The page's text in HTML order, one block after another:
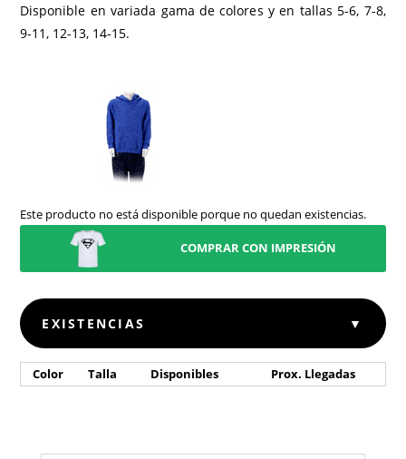
Disponible en variada gama de colores y en tallas 5-6, 7-8,
9-11, 12-13, 14-15.
Este producto no está disponible porque no quedan existencias.
COMPRAR CON IMPRESIÓN
EXISTENCIAS ▼
Color Talla Disponibles Prox. Llegadas